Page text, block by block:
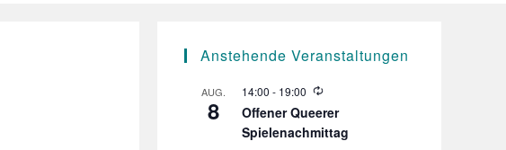
Anstehende Veranstaltungen
AUG.
8
14:00 - 19:00
W
e
d
Offener Queerer
Spielenachmittag